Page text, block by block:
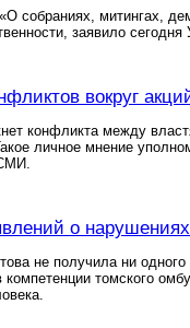
собраниях, митингах,
заявило
вокруг
конфликта между
личное мнение
о
не получила ни
томского